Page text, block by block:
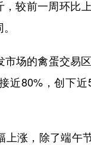
较前一周环比
市场的禽蛋交易
近80%，创下
上涨，除了端午